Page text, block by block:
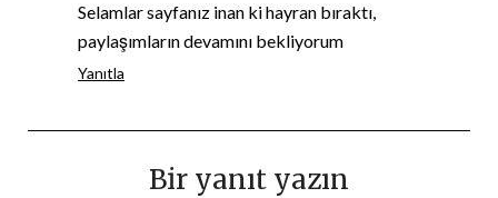
Selamlar sayfanız inan ki hayran bıraktı,
paylaşımların devamını bekliyorum
Yanıtla
Bir yanıt yazın